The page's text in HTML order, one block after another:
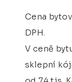
Cena
DPH.
V ceně
sklepní